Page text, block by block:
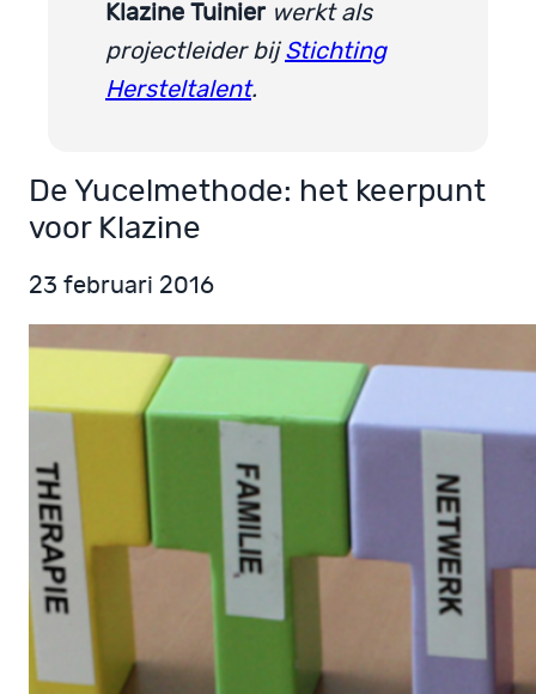
Klazine Tuinier werkt als
projectleider bij Stichting
Hersteltalent.
De Yucelmethode: het keerpunt
voor Klazine
23 februari 2016